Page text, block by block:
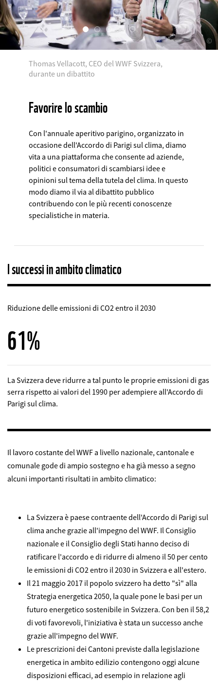
©
Thomas Vellacott, CEO del WWF Svizzera,
durante un dibattito
Favorire lo scambio
Con l'annuale aperitivo parigino, organizzato in
occasione dell'Accordo di Parigi sul clima, diamo
vita a una piattaforma che consente ad aziende,
politici e consumatori di scambiarsi idee e
opinioni sul tema della tutela del clima. In questo
modo diamo il via al dibattito pubblico
contribuendo con le più recenti conoscenze
specialistiche in materia.
I successi in ambito climatico
Riduzione delle emissioni di CO2 entro il 2030
67%
La Svizzera deve ridurre a tal punto le proprie emissioni di gas
serra rispetto ai valori del 1990 per adempiere all'Accordo di
Parigi sul clima.
Il lavoro costante del WWF a livello nazionale, cantonale e
comunale gode di ampio sostegno e ha già messo a segno
alcuni importanti risultati in ambito climatico:
La Svizzera è paese contraente dell'Accordo di Parigi sul
clima anche grazie all'impegno del WWF. Il Consiglio
nazionale e il Consiglio degli Stati hanno deciso di
ratificare l'accordo e di ridurre di almeno il 50 per cento
le emissioni di CO2 entro il 2030 in Svizzera e all'estero.
Il 21 maggio 2017 il popolo svizzero ha detto "sì" alla
Strategia energetica 2050, la quale pone le basi per un
futuro energetico sostenibile in Svizzera. Con ben il 58,2
di voti favorevoli, l'iniziativa è stata un successo anche
grazie all'impegno del WWF.
Le prescrizioni dei Cantoni previste dalla legislazione
energetica in ambito edilizio contengono oggi alcune
disposizioni efficaci, ad esempio in relazione agli